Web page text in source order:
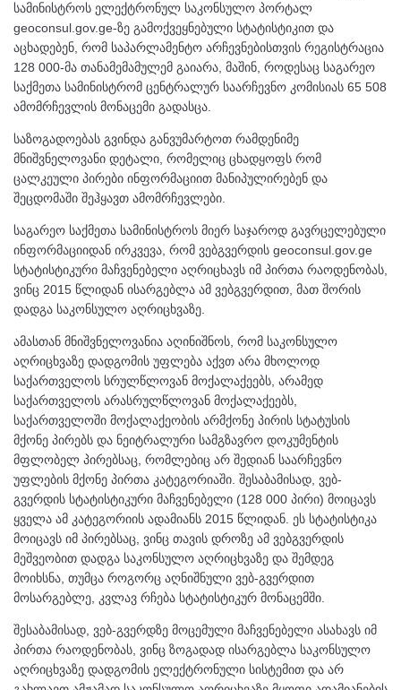
სამინისტროს ელექტრონულ საკონსულო პორტალ
geoconsul.gov.ge-ზე გამოქვეყნებული სტატისტიკით და
აცხადებენ, რომ საპარლამენტო არჩევნებისთვის რეგისტრაცია
128 000-მა თანამემამულემ გაიარა, მაშინ, როდესაც საგარეო
საქმეთა სამინისტრომ ცენტრალურ საარჩევნო კომისიას 65 508
ამომრჩევლის მონაცემი გადასცა.
საზოგადოებას გვინდა განვუმარტოთ რამდენიმე
მნიშვნელოვანი დეტალი, რომელიც ცხადყოფს რომ
ცალკეული პირები ინფორმაციით მანიპულირებენ და
შეცდომაში შეჰყავთ ამომრჩევლები.
საგარეო საქმეთა სამინისტროს მიერ საჯაროდ გავრცელებული
ინფორმაციიდან ირკვევა, რომ ვებგვერდის geoconsul.gov.ge
სტატისტიკური მაჩვენებელი აღრიცხავს იმ პირთა რაოდენობას,
ვინც 2015 წლიდან ისარგებლა ამ ვებგვერდით, მათ შორის
დადგა საკონსულო აღრიცხვაზე.
ამასთან მნიშვნელოვანია აღინიშნოს, რომ საკონსულო
აღრიცხვაზე დადგომის უფლება აქვთ არა მხოლოდ
საქართველოს სრულწლოვან მოქალაქეებს, არამედ
საქართველოს არასრულწლოვან მოქალაქეებს,
საქართველოში მოქალაქეობის არმქონე პირის სტატუსის
მქონე პირებს და ნეიტრალური სამგზავრო დოკუმენტის
მფლობელ პირებსაც, რომლებიც არ შედიან საარჩევნო
უფლების მქონე პირთა კატეგორიაში. შესაბამისად, ვებ-
გვერდის სტატისტიკური მაჩვენებელი (128 000 პირი) მოიცავს
ყველა ამ კატეგორიის ადამიანს 2015 წლიდან. ეს სტატისტიკა
მოიცავს იმ პირებსაც, ვინც თავის დროზე ამ ვებგვერდის
მეშვეობით დადგა საკონსულო აღრიცხვაზე და შემდეგ
მოიხსნა, თუმცა როგორც აღნიშნული ვებ-გვერდით
მოსარგებლე, კვლავ რჩება სტატისტიკურ მონაცემში.
შესაბამისად, ვებ-გვერდზე მოცემული მაჩვენებელი ასახავს იმ
პირთა რაოდენობას, ვინც ზოგადად ისარგებლა საკონსულო
აღრიცხვაზე დადგომის ელექტრონული სისტემით და არ